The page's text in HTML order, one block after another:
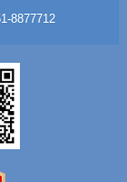
8877712